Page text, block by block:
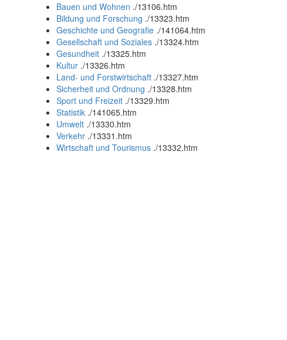
Bauen und Wohnen ./13106.htm
Bildung und Forschung ./13323.htm
Geschichte und Geografie ./141064.htm
Gesellschaft und Soziales ./13324.htm
Gesundheit ./13325.htm
Kultur ./13326.htm
Land- und Forstwirtschaft ./13327.htm
Sicherheit und Ordnung ./13328.htm
Sport und Freizeit ./13329.htm
Statistik ./141065.htm
Umwelt ./13330.htm
Verkehr ./13331.htm
Wirtschaft und Tourismus ./13332.htm